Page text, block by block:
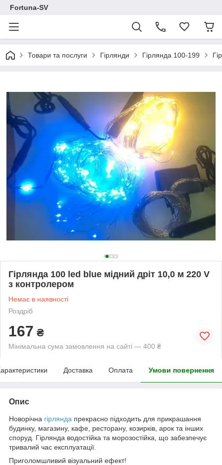
Fortuna-SV
Товари та послуги Гірлянди Гірлянда 100-199
Гірлянда 100 led blue мідний дріт 10,0 м 220 V
з контролером
Немає в наявності
Роздріб
167 ₴
Мінімальна сума замовлення на сайті — 400 ₴
Доставка Оплата Умови повернення
Опис
Новорічна гірлянда прекрасно підходить для прикрашання
будинку, магазину, кафе, ресторану, козирків, арок та інших
споруд. Гірлянда водостійка та морозостійка, що забезпечує
тривалий час експлуатації.
Приголомшливий візуальний ефект!